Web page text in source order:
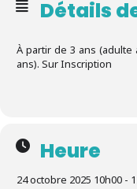
Détails
À partir de 3 ans
ans). Sur Inscription
Heure
24 octobre 2025 10h00 -